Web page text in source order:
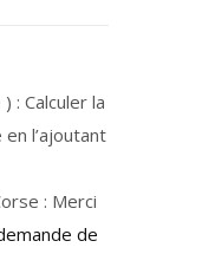
: Calculer la
l’ajoutant
: Merci
de